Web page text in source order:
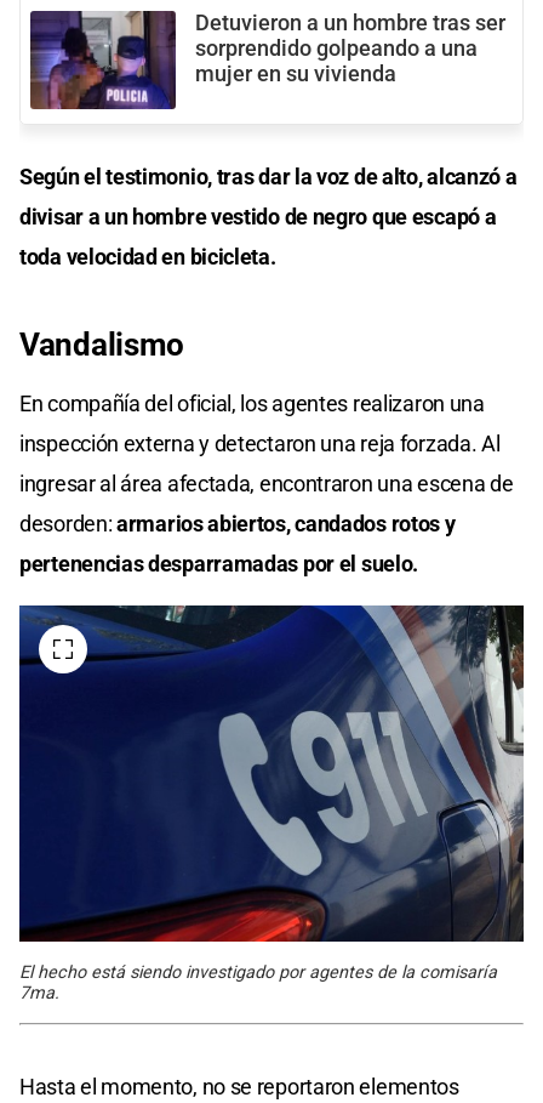
Detuvieron a un hombre tras ser
sorprendido golpeando a una
mujer en su vivienda
Según el testimonio, tras dar la voz de alto, alcanzó a
divisar a un hombre vestido de negro que escapó a
toda velocidad en bicicleta.
Vandalismo
En compañía del oficial, los agentes realizaron una
inspección externa y detectaron una reja forzada. Al
ingresar al área afectada, encontraron una escena de
desorden:armarios abiertos, candados rotos y
pertenencias desparramadas por el suelo.
El hecho está siendo investigado por agentes de la comisaría
7ma.
Hasta el momento, no se reportaron elementos